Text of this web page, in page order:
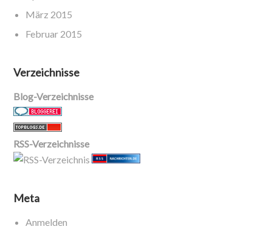
März 2015
Februar 2015
Verzeichnisse
Blog-Verzeichnisse
RSS-Verzeichnisse
Meta
Anmelden